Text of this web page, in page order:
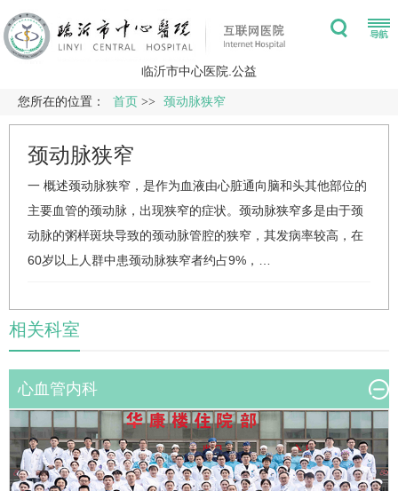
临沂市中心医院.公益
您所在的位置： 首页 >> 颈动脉狭窄
颈动脉狭窄
一 概述颈动脉狭窄，是作为血液由心脏通向脑和头其他部位的
主要血管的颈动脉，出现狭窄的症状。颈动脉狭窄多是由于颈
动脉的粥样斑块导致的颈动脉管腔的狭窄，其发病率较高，在
60岁以上人群中患颈动脉狭窄者约占9%，…
相关科室
心血管内科